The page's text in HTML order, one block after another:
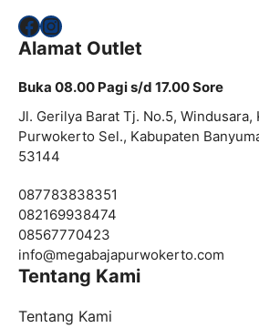
Facebook
Instagram
Alamat Outlet
Buka 08.00 Pagi s/d 17.00 Sore
Jl. Gerilya Barat Tj. No.5, Windusara,
Purwokerto Sel., Kabupaten
53144
087783838351
082169938474
08567770423
info@megabajapurwokerto.com
Tentang Kami
Tentang Kami